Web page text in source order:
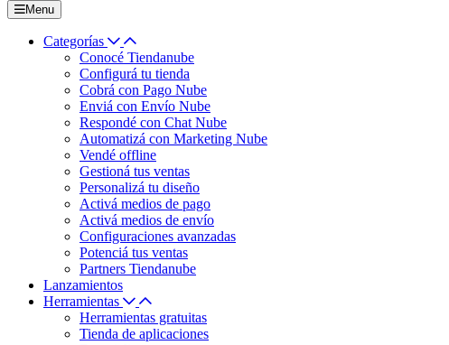
Menu
Categorías
Conocé Tiendanube
Configurá tu tienda
Cobrá con Pago Nube
Enviá con Envío Nube
Respondé con Chat Nube
Automatizá con Marketing Nube
Vendé offline
Gestioná tus ventas
Personalizá tu diseño
Activá medios de pago
Activá medios de envío
Configuraciones avanzadas
Potenciá tus ventas
Partners Tiendanube
Lanzamientos
Herramientas
Herramientas gratuitas
Tienda de aplicaciones